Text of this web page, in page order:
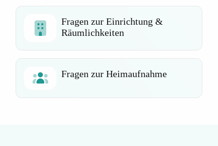
Fragen zur Einrichtung &
Räumlichkeiten
Fragen zur Heimaufnahme